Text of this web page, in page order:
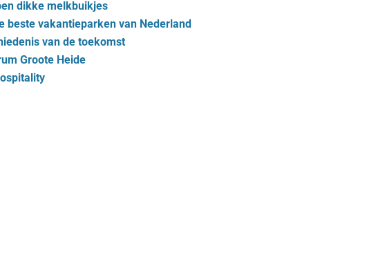
dikke melkbuikjes
beste vakantieparken van Nederland
van de toekomst
Groote Heide